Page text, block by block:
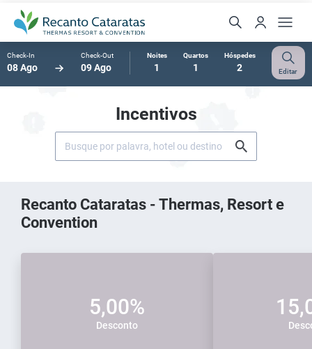
Check-In
08 Ago
Check-Out
09 Ago
Noites
1
Quartos
1
Hóspedes
2 Editar
Incentivos
Recanto Cataratas - Thermas, Resort e
Convention
5,00%
Desconto